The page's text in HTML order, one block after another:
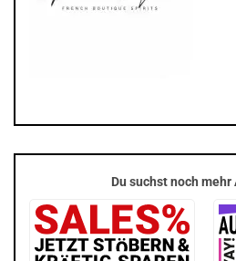
Du suchst noch mehr